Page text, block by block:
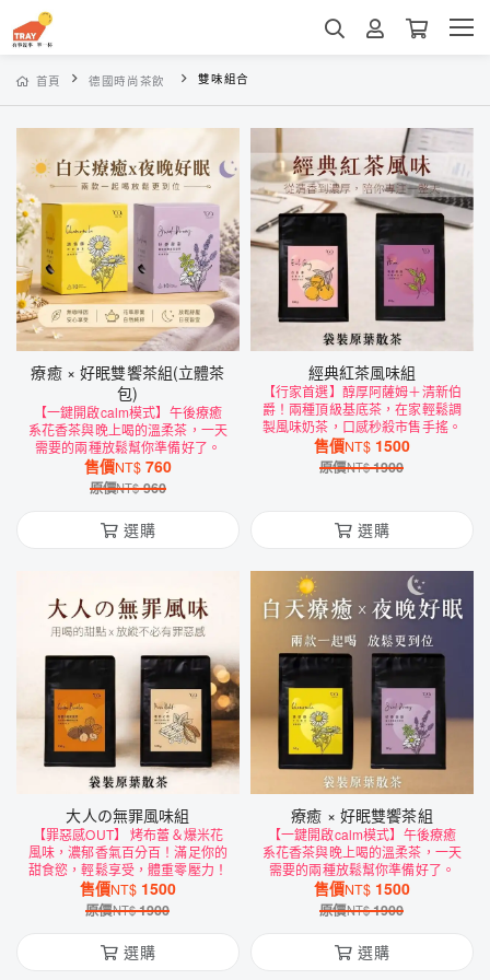
首頁 德國時尚茶飲 雙味組合
療癒 × 好眠雙饗茶組(立體茶
包)
【一鍵開啟calm模式】午後療癒
系花香茶與晚上喝的溫柔茶，一天
需要的兩種放鬆幫你準備好了。
售價NT$ 760
原價NT$960
選購
經典紅茶風味組
【行家首選】醇厚阿薩姆＋清新伯
爵！兩種頂級基底茶，在家輕鬆調
製風味奶茶，口感秒殺市售手搖。
售價NT$ 1500
原價NT$1900
選購
大人の無罪風味組
【罪惡感OUT】 烤布蕾＆爆米花
風味，濃郁香氣百分百！滿足你的
甜食慾，輕鬆享受，體重零壓力！
售價NT$ 1500
原價NT$1900
選購
療癒 × 好眠雙饗茶組
【一鍵開啟calm模式】午後療癒
系花香茶與晚上喝的溫柔茶，一天
需要的兩種放鬆幫你準備好了。
售價NT$ 1500
原價NT$1900
選購